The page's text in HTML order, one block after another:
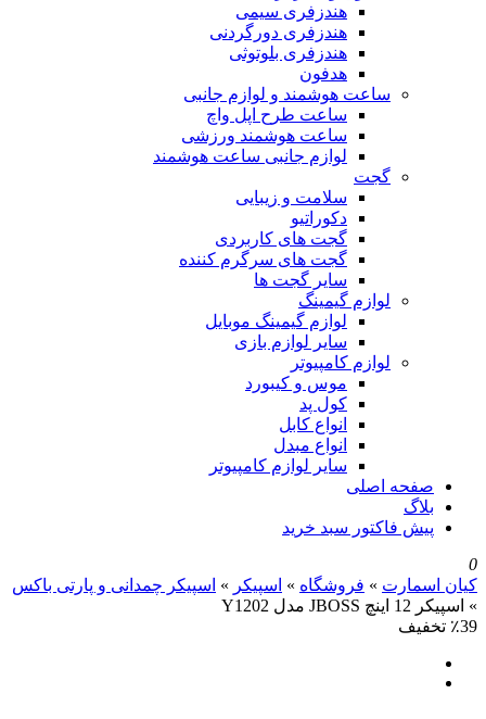
هندزفری سیمی
هندزفری دورگردنی
هندزفری بلوتوثی
هدفون
ساعت هوشمند و لوازم جانبی
ساعت طرح اپل واچ
ساعت هوشمند ورزشی
لوازم جانبی ساعت هوشمند
گجت
سلامت و زیبایی
دکوراتیو
گجت های کاربردی
گجت های سرگرم کننده
سایر گجت ها
لوازم گیمینگ
لوازم گیمینگ موبایل
سایر لوازم بازی
لوازم کامپیوتر
موس و کیبورد
کول پد
انواع کابل
انواع مبدل
سایر لوازم کامپیوتر
صفحه اصلی
بلاگ
پیش فاکتور سبد خرید
0
کیان اسمارت » فروشگاه » اسپیکر » اسپیکر چمدانی و پارتی باکس
» اسپیکر 12 اینچ JBOSS مدل Y1202
٪39 تخفیف